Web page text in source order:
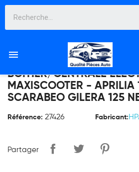

BOITIER/CENTRALE
MAXISCOOTER - APRILIA
SCARABEO GILERA 125
Référence: 27426 Fabricant:
Partager